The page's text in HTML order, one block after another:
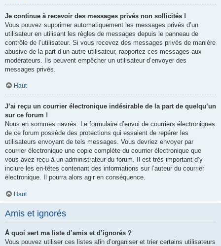
Je continue à recevoir des messages privés non sollicités !
Vous pouvez supprimer automatiquement les messages privés d’un
utilisateur en utilisant les règles de messages depuis le panneau de
contrôle de l’utilisateur. Si vous recevez des messages privés de manière
abusive de la part d’un autre utilisateur, rapportez ces messages aux
modérateurs. Ils peuvent empêcher un utilisateur d’envoyer des
messages privés.
Haut
J’ai reçu un courrier électronique indésirable de la part de quelqu’un
sur ce forum !
Nous en sommes navrés. Le formulaire d’envoi de courriers électroniques
de ce forum possède des protections qui essaient de repérer les
utilisateurs envoyant de tels messages. Vous devriez envoyer par
courrier électronique une copie complète du courrier électronique que
vous avez reçu à un administrateur du forum. Il est très important d’y
inclure les en-têtes contenant des informations sur l’auteur du courrier
électronique. Il pourra alors agir en conséquence.
Haut
Amis et ignorés
À quoi sert ma liste d’amis et d’ignorés ?
Vous pouvez utiliser ces listes afin d’organiser et trier certains utilisateurs